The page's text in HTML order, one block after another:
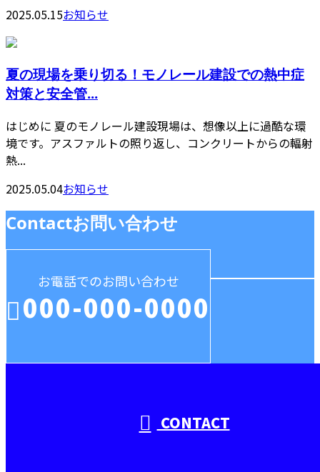
2025.05.15お知らせ
夏の現場を乗り切る！モノレール建設での熱中症
対策と安全管...
はじめに 夏のモノレール建設現場は、想像以上に過酷な環
境です。アスファルトの照り返し、コンクリートからの輻射
熱...
2025.05.04お知らせ
Contactお問い合わせ
お電話でのお問い合わせ
000-000-0000
CONTACT